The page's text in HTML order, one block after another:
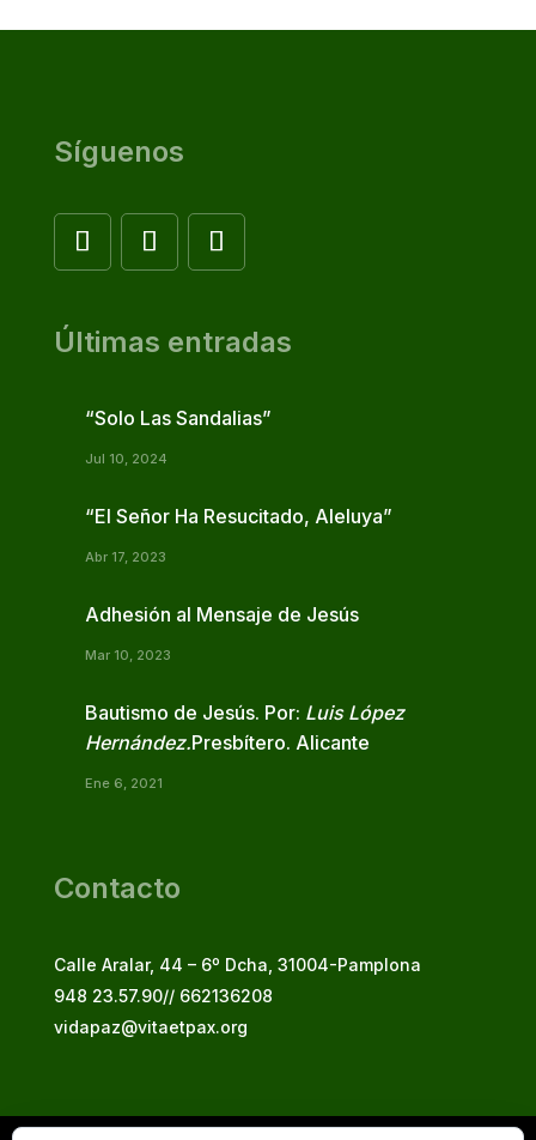
Síguenos
Últimas entradas
“Solo Las Sandalias”
Jul 10, 2024
“El Señor Ha Resucitado, Aleluya”
Abr 17, 2023
Adhesión al Mensaje de Jesús
Mar 10, 2023
Bautismo de Jesús. Por: Luis López
Hernández.Presbítero. Alicante
Ene 6, 2021
Contacto
Calle Aralar, 44 – 6º Dcha, 31004-Pamplona
948 23.57.90// 662136208
vidapaz@vitaetpax.org